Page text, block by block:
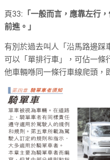
頁33: 「一般而言，應靠左行
前進。」
有別於過去叫人「沿馬路邊踩
可以「單排行車」，可佔一條
他車輛喺同一條行車線爬頭，